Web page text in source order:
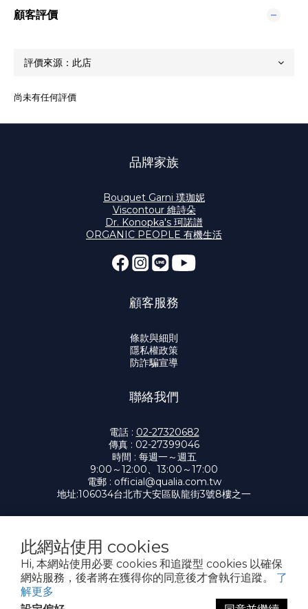
此網站使用 cookies
Hi, 本網站使用必要 cookies 和追蹤型 cookies 以確保
網站服務，後者將在獲得你的同意後才會執行追蹤。 了
解更多
顧客評價
尚未有任何評價
品牌家族
Bouquet Garni 璞珈妮
Viscontour 維詩朵
Dr. Konopka's 珂諾譜
ORGANIC PEOPLE 有機生活
顧客服務
條款與細則
隱私權政策
防詐騙宣導
聯絡我們
電話 : 02-27320682
傳真 : 02-27399046
時間 : 每週一～週五
9:00～12:00、13:00～17:00
電郵 : official@qualia.com.tw
地址:106034台北市大安區臥龍街3號8樓之一
提醒您，我們不會以電話或簡訊方式通知變更付款方式。